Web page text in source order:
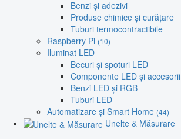
Benzi și adezivi
Produse chimice și curățare
Tuburi termocontractibile
Raspberry Pi (10)
Iluminat LED
Becuri și spoturi LED
Componente LED și accesorii
Benzi LED și RGB
Tuburi LED
Automatizare și Smart Home (44)
Unelte & Măsurare